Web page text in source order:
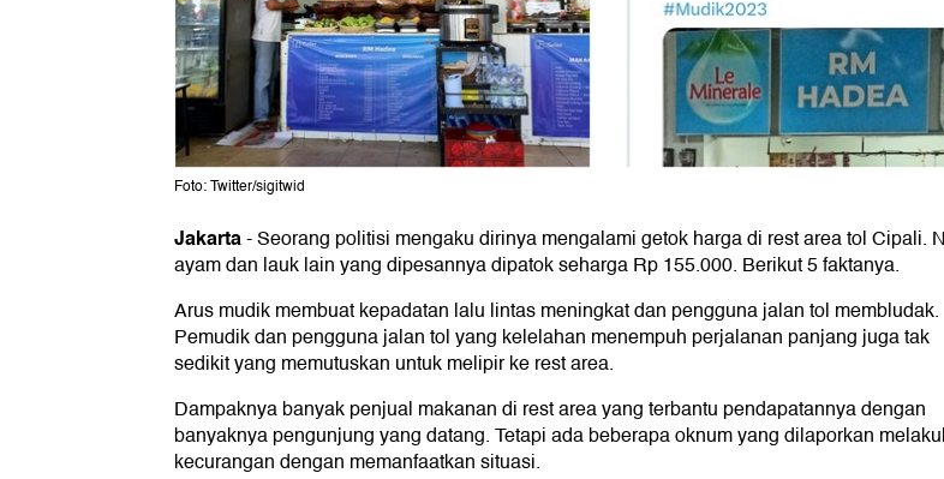
Foto: Twitter/sigitwid
Jakarta-Seorang politisi mengaku dirinya mengalami getok harga di rest area tol Cipali.
ayam dan lauk lain yang dipesannya dipatok seharga Rp 155.000. Berikut 5 faktanya.
Arus mudik membuat kepadatan lalu lintas meningkat dan pengguna jalan tol membludak.
Pemudik dan pengguna jalan tol yang kelelahan menempuh perjalanan panjang juga tak
sedikit yang memutuskan untuk melipir ke rest area.
Dampaknya banyak penjual makanan di rest area yang terbantu pendapatannya dengan
banyaknya pengunjung yang datang. Tetapi ada beberapa oknum yang dilaporkan
kecurangan dengan memanfaatkan situasi.